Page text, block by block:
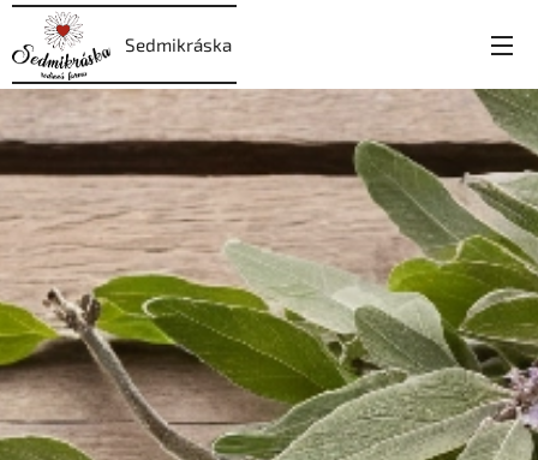
Sedmikráska